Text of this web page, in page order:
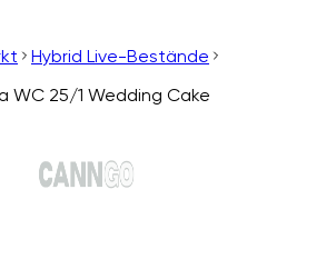
Hybrid Live-Bestände
WC 25/1 Wedding Cake